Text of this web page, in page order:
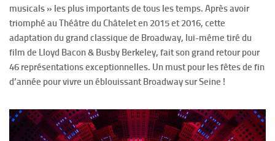
musicals » les plus importants de tous les temps. Après avoir
triomphé au Théâtre du Châtelet en 2015 et 2016, cette
adaptation du grand classique de Broadway, lui-même tiré du
film de Lloyd Bacon & Busby Berkeley, fait son grand retour pour
46 représentations exceptionnelles. Un must pour les fêtes de fin
d’année pour vivre un éblouissant Broadway sur Seine !